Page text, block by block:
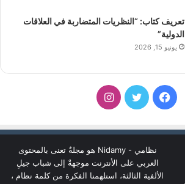
تعريف كتاب: “النظريات المتضاربة في العلاقات
الدولية”
يونيو 15, 2026
فيسبوكتويتر انستقرام
نظامي - Nidamy هو مجلةٌ تعنى بالمحتوى
العربي على الأنترنت موجهةٌ إلى شباب جيلِ
الألفية الثالثة، استلهمنا الفكرة من كلمة نظام ،